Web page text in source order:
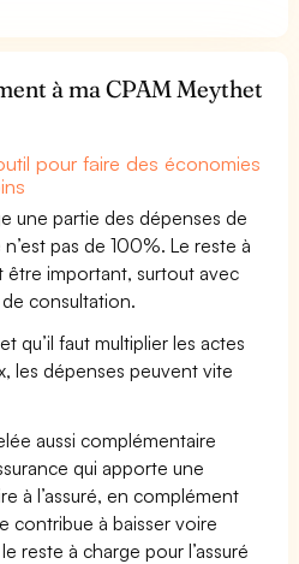
à ma CPAM Meythet
pour faire des économies
une partie des dépenses de
pas de 100%. Le reste à
être important, surtout avec
consultation.
qu’il faut multiplier les actes
les dépenses peuvent vite
aussi complémentaire
qui apporte une
à l’assuré, en complément
contribue à baisser voire
reste à charge pour l’assuré